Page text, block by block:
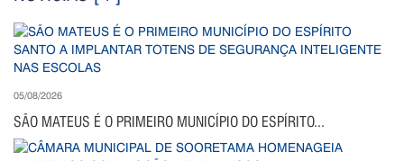
05/08/2026
SÃO MATEUS É O PRIMEIRO MUNICÍPIO DO ESPÍRITO...